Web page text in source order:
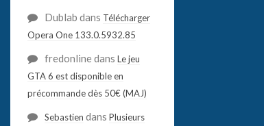
Dublab dans Télécharger
Opera One 133.0.5932.85
fredonlinedans Le jeu
GTA 6 est disponible en
précommande dès 50€ (MAJ)
Sebastien dans Plusieurs